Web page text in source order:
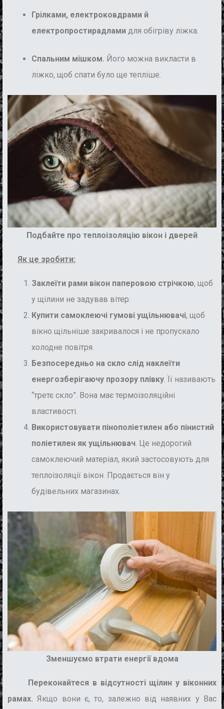
Грілками, електроковдрами й
електропростирадлами для обігріву ліжка.
Спальним мішком. Його можна викласти в
ліжко, щоб спати було ще тепліше.
Подбайте про теплоізоляцію вікон і дверей
Як це зробити:
Заклеїти рами вікон паперовою стрічкою, щоб
у щілини не задував вітер.
Купити самоклеючі гумові ущільнювачі, щоб
вікно щільніше закривалося і не пропускало
холодне повітря.
Безпосередньо на скло слід наклеїти
енергозберігаючу прозору плівку. Її називають
“третє скло”. Вона має термоізоляційні
властивості.
Використовувати пінополіетилен або пінистий
поліетилен як ущільнювач. Це недорогий
самоклеючий матеріал, який застосовують для
теплоізоляції вікон. Продається він у
будівельних магазинах.
Зменшуємо втрати енергії вдома
Переконайтеся в відсутності щілин у віконних
рамах. Якщо вони є, то, залежно від наявних у Вас